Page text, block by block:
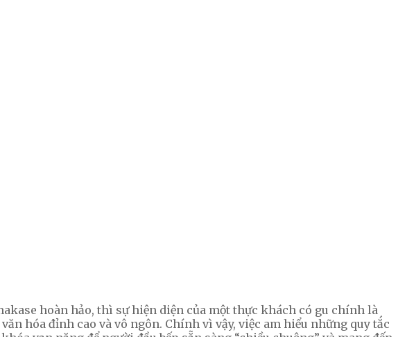
hoàn hảo, thì sự hiện diện của một thực khách có gu chính là
hóa đỉnh cao và vô ngôn. Chính vì vậy, việc am hiểu những quy tắc